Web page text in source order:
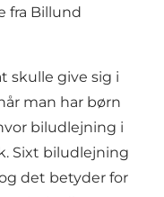
fra Billund
skulle give sig i
man har børn
biludlejning i
Sixt biludlejning
det betyder for